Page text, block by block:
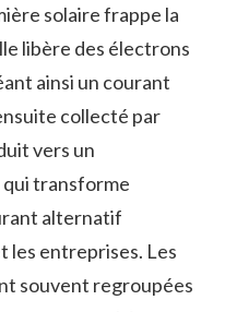
solaire frappe la
libère des électrons
ainsi un courant
collecté par
vers un
transforme
alternatif
les entreprises. Les
souvent regroupées